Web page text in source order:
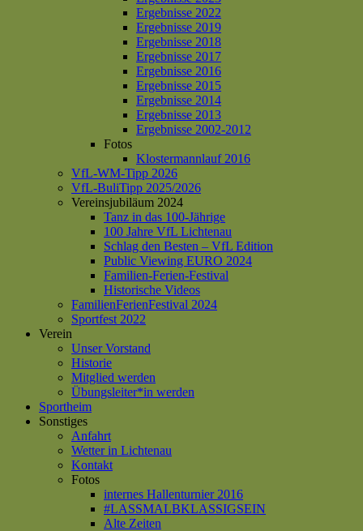
Ergebnisse 2022
Ergebnisse 2019
Ergebnisse 2018
Ergebnisse 2017
Ergebnisse 2016
Ergebnisse 2015
Ergebnisse 2014
Ergebnisse 2013
Ergebnisse 2002-2012
Fotos
Klostermannlauf 2016
VfL-WM-Tipp 2026
VfL-BuliTipp 2025/2026
Vereinsjubiläum 2024
Tanz in das 100-Jährige
100 Jahre VfL Lichtenau
Schlag den Besten – VfL Edition
Public Viewing EURO 2024
Familien-Ferien-Festival
Historische Videos
FamilienFerienFestival 2024
Sportfest 2022
Verein
Unser Vorstand
Historie
Mitglied werden
Übungsleiter*in werden
Sportheim
Sonstiges
Anfahrt
Wetter in Lichtenau
Kontakt
Fotos
internes Hallenturnier 2016
#LASSMALBKLASSIGSEIN
Alte Zeiten